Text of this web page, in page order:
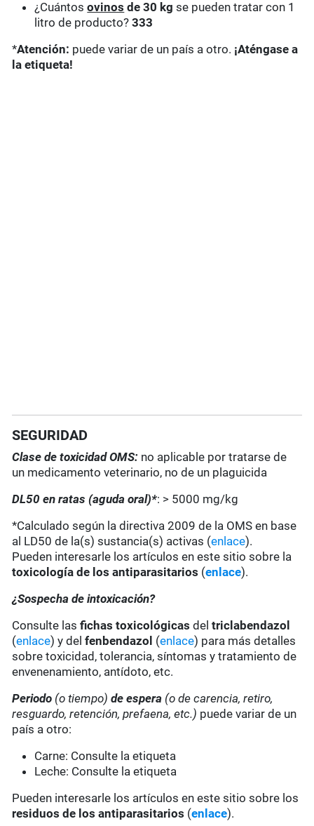
¿Cuántosovinos de 30 kg se pueden tratar con 1
litro de producto?333
*Atención: puede variar de un país a otro. ¡Aténgase a
la etiqueta!
SEGURIDAD
Clase de toxicidad OMS: no aplicable por tratarse de
un medicamento veterinario, no de un plaguicida
DL50 en ratas (aguda oral)*: > 5000 mg/kg
*Calculado según la directiva 2009 de la OMS en base
al LD50 de la(s) sustancia(s) activas (enlace).
Pueden interesarle los artículos en este sitio sobre la
toxicología de los antiparasitarios (enlace).
¿Sospecha de intoxicación?
Consulte lasfichas toxicológicas deltriclabendazol
(enlace) y delfenbendazol (enlace) para más detalles
sobre toxicidad, tolerancia, síntomas y tratamiento de
envenenamiento, antídoto, etc.
Periodo (o tiempo) de espera (o de carencia, retiro,
resguardo, retención, prefaena, etc.) puede variar de un
país a otro:
Carne: Consulte la etiqueta
Leche: Consulte la etiqueta
Pueden interesarle los artículos en este sitio sobre los
residuos de los antiparasitarios (enlace).